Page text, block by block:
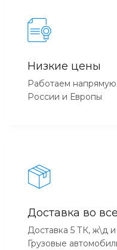
Низкие цены
Работаем
России и Европы
Доставка во
Доставка 5 ТК, ж\д
Грузовые